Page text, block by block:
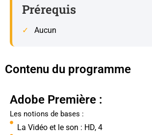
Prérequis
Aucun
Contenu du programme
Adobe Première :
Les notions de bases :
La Vidéo et le son : HD, 4